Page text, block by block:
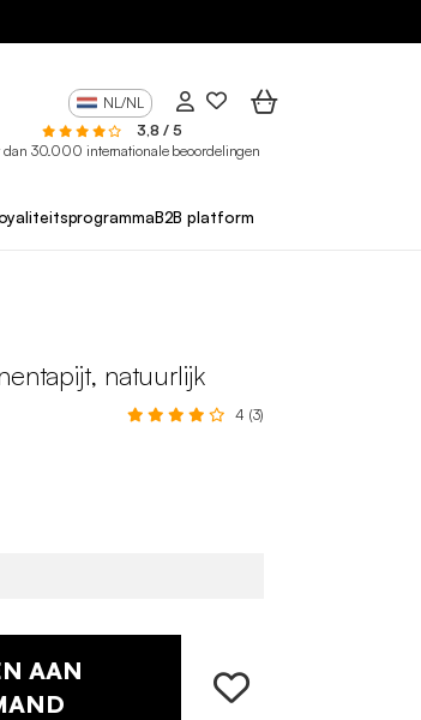
NL/NL
3,8 / 5
dan 30.000 internationale beoordelingen
B2B platform
natuurlijk
4 (3)
AAN